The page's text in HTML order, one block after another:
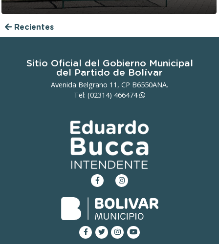
Recientes
Sitio Oficial del Gobierno Municipal
del Partido de Bolívar
Avenida Belgrano 11, CP B6550ANA.
Tel: (02314) 466474